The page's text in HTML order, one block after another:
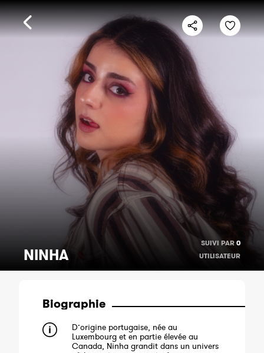
NINHA
SUIVI PAR 0
UTILISATEUR
Biographie
D’origine portugaise, née au
Luxembourg et en partie élevée au
Canada, Ninha grandit dans un univers